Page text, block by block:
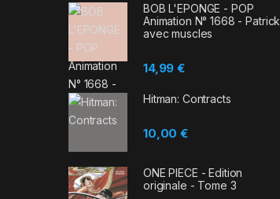
BOB L'EPONGE - POP
Animation N° 1668 - Patrick
avec muscles
14,99€
Hitman: Contracts
10,00€
ONE PIECE - Edition
originale - Tome 3